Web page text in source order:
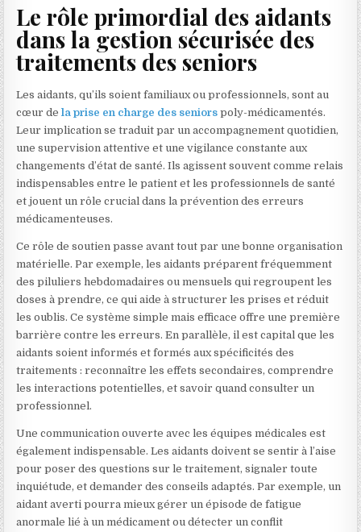
Le rôle primordial des aidants
dans la gestion sécurisée des
traitements des seniors
Les aidants, qu’ils soient familiaux ou professionnels, sont au
cœur de la prise en charge des seniors poly-médicamentés.
Leur implication se traduit par un accompagnement quotidien,
une supervision attentive et une vigilance constante aux
changements d’état de santé. Ils agissent souvent comme relais
indispensables entre le patient et les professionnels de santé
et jouent un rôle crucial dans la prévention des erreurs
médicamenteuses.
Ce rôle de soutien passe avant tout par une bonne organisation
matérielle. Par exemple, les aidants préparent fréquemment
des piluliers hebdomadaires ou mensuels qui regroupent les
doses à prendre, ce qui aide à structurer les prises et réduit
les oublis. Ce système simple mais efficace offre une première
barrière contre les erreurs. En parallèle, il est capital que les
aidants soient informés et formés aux spécificités des
traitements : reconnaître les effets secondaires, comprendre
les interactions potentielles, et savoir quand consulter un
professionnel.
Une communication ouverte avec les équipes médicales est
également indispensable. Les aidants doivent se sentir à l’aise
pour poser des questions sur le traitement, signaler toute
inquiétude, et demander des conseils adaptés. Par exemple, un
aidant averti pourra mieux gérer un épisode de fatigue
anormale lié à un médicament ou détecter un conflit